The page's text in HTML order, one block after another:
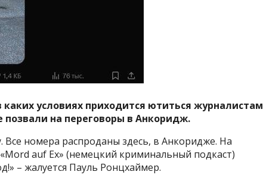
условиях приходится ютиться журналистам
позвали на переговоры в Анкоридж.
Все номера распроданы здесь, в Анкоридже. На
auf Ex» (немецкий криминальный подкаст)
– жалуется Пауль Ронцхаймер.